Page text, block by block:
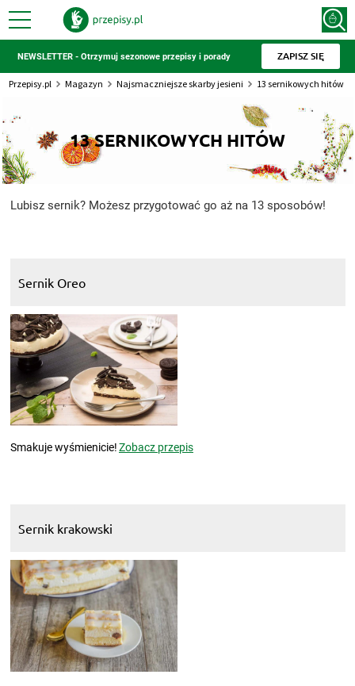
NEWSLETTER - Otrzymuj sezonowe przepisy i porady ZAPISZ SIĘ
Przepisy.pl Magazyn Najsmaczniejsze skarby jesieni 13 sernikowych hitów
13 SERNIKOWYCH HITÓW
Lubisz sernik? Możesz przygotować go aż na 13 sposobów!
Sernik Oreo
Smakuje wyśmienicie!Zobacz przepis
Sernik krakowski